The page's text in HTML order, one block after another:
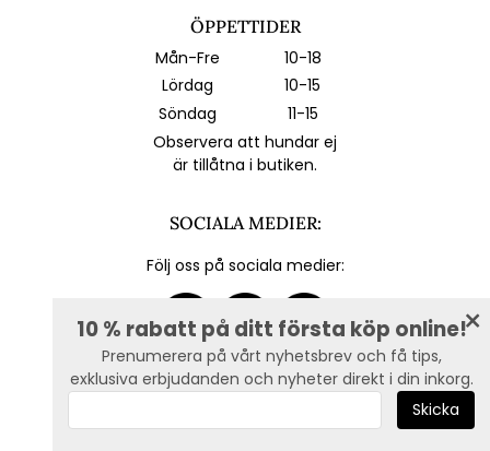
10 % rabatt på ditt första köp online!
Prenumerera på vårt nyhetsbrev och få tips,
exklusiva erbjudanden och nyheter direkt i din inkorg.
ÖPPETTIDER
Mån-Fre
10-18
Lördag
10-15
Söndag
11-15
Observera att hundar ej
är tillåtna i butiken.
SOCIALA MEDIER:
Följ oss på sociala medier: